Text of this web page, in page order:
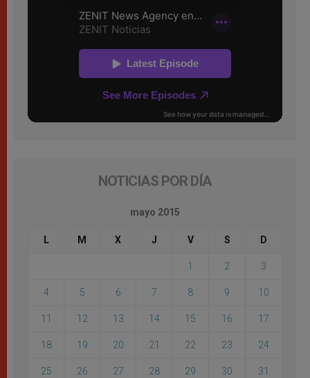
NOTICIAS POR DÍA
mayo 2015
L M X J V S D
1 2 3
4 5 6 7 8 9 10
11 12 13 14 15 16 17
18 19 20 21 22 23 24
25 26 27 28 29 30 31